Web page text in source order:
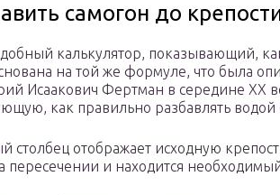
самогон до
калькулятор, показывающий,
на той же формуле, что была
Исаакович Фертман в середине ХХ
как правильно разбавлять водой
столбец отображает исходную
пересечении и находится